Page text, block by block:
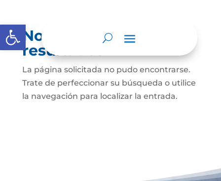
Abrir barra de herramientas
No se encontraron
resultados
La página solicitada no pudo encontrarse.
Trate de perfeccionar su búsqueda o utilice
la navegación para localizar la entrada.